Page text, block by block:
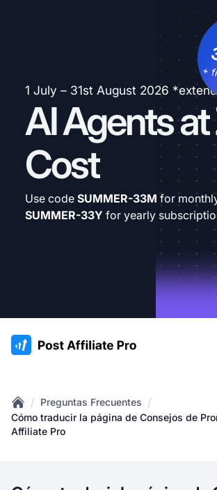
1 July – 31st August 2026
AI Agents
Cost
+
Use code SUMMER-33M for
SUMMER-33Y for yearly
:site.title
Home
/ Preguntas Frecuentes /
Cómo traducir la página de Consejos de
Affiliate Pro